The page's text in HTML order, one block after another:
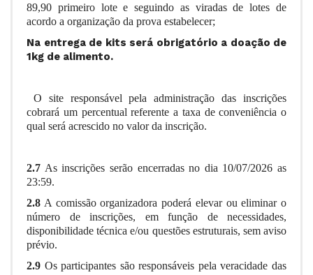
89,90 primeiro lote e seguindo as viradas de lotes de
acordo a organização da prova estabelecer;
Na entrega de kits será obrigatório a doação de
1kg de alimento.
O site responsável pela administração das inscrições
cobrará um percentual referente a taxa de conveniência o
qual será acrescido no valor da inscrição.
2.7 As inscrições serão encerradas no dia 10/07/2026 as
23:59.
2.8 A comissão organizadora poderá elevar ou eliminar o
número de inscrições, em função de necessidades,
disponibilidade técnica e/ou questões estruturais, sem aviso
prévio.
2.9 Os participantes são responsáveis pela veracidade das